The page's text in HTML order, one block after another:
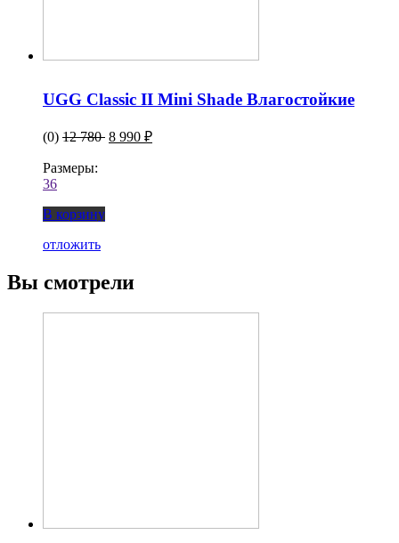
UGG Classic II Mini Shade Влагостойкие
(0) 12 780 8 990 ₽
Размеры:
36
В корзину
отложить
Вы смотрели